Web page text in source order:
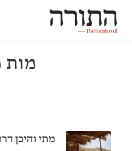
מות
מתי והיכן